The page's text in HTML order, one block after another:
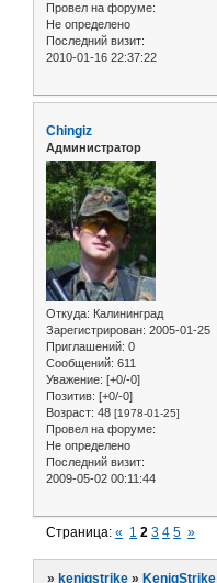
Провел на форуме:
Не определено
Последний визит:
2010-01-16 22:37:22
Chingiz
Администратор
Откуда: Калининград
Зарегистрирован: 2005-01-25
Приглашений: 0
Сообщений: 611
Уважение: [+0/-0]
Позитив: [+0/-0]
Возраст: 48 [1978-01-25]
Провел на форуме:
Не определено
Последний визит:
2009-05-02 00:11:44
Страница:« 1 2 3 4 5 »
» kenigstrike » KenigStrike